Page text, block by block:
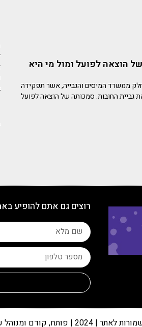
הוצאה לפועל ומול מי היא
ממשרד המיסים והגבייה, אשר תפקידה
גביית החובות. סמכותה של הוצאה לפועל
רוצים גם אתם להופיע
קודם ומנוהל על ידי קבוצת מקומונט